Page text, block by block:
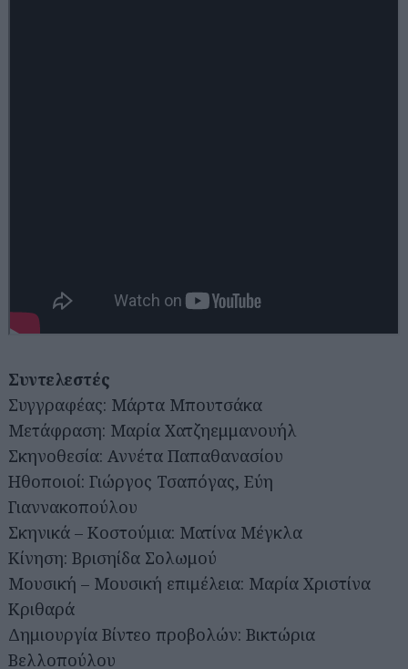
Συντελεστές
Συγγραφέας: Μάρτα Μπουτσάκα
Μετάφραση: Μαρία Χατζηεμμανουήλ
Σκηνοθεσία: Αννέτα Παπαθανασίου
Ηθοποιοί: Γιώργος Τσαπόγας, Εύη
Γιαννακοπούλου
Σκηνικά – Κοστούμια: Ματίνα Μέγκλα
Κίνηση: Βρισηίδα Σολωμού
Μουσική – Μουσική επιμέλεια: Μαρία Χριστίνα
Κριθαρά
Δημιουργία Βίντεο προβολών: Βικτώρια
Βελλοπούλου